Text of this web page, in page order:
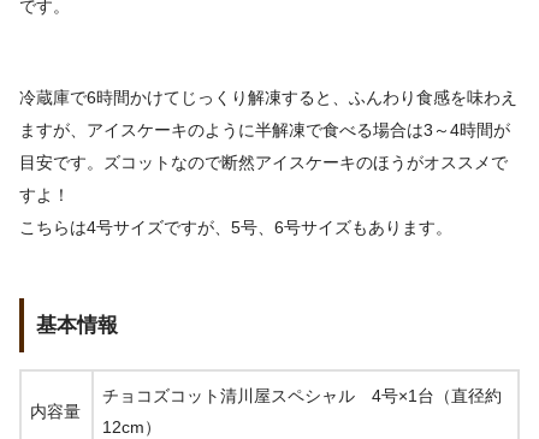
です。
冷蔵庫で6時間かけてじっくり解凍すると、ふんわり食感を味わえ
ますが、アイスケーキのように半解凍で食べる場合は3～4時間が
目安です。ズコットなので断然アイスケーキのほうがオススメで
すよ！
こちらは4号サイズですが、5号、6号サイズもあります。
基本情報
内容量
チョコズコット清川屋スペシャル 4号×1台（直径約
12cm）